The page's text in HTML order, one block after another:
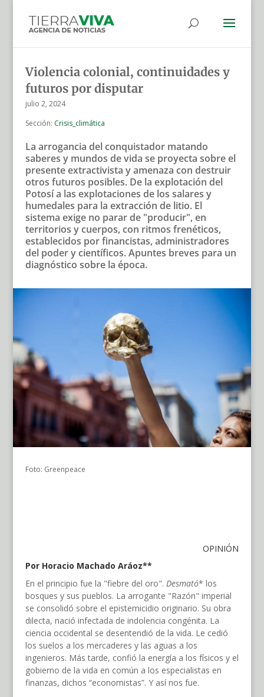
Violencia colonial, continuidades y
futuros por disputar
julio 2, 2024
Sección: Crisis_climática
La arrogancia del conquistador matando
saberes y mundos de vida se proyecta sobre el
presente extractivista y amenaza con destruir
otros futuros posibles. De la explotación del
Potosí a las explotaciones de los salares y
humedales para la extracción de litio. El
sistema exige no parar de "producir", en
territorios y cuerpos, con ritmos frenéticos,
establecidos por financistas, administradores
del poder y científicos. Apuntes breves para un
diagnóstico sobre la época.
Foto: Greenpeace
OPINIÓN
Por Horacio Machado Aráoz**
En el principio fue la "fiebre del oro". Desmató* los
bosques y sus pueblos. La arrogante "Razón" imperial
se consolidó sobre el epistemicidio originario. Su obra
dilecta, nació infectada de indolencia congénita. La
ciencia occidental se desentendió de la vida. Le cedió
los suelos a los mercaderes y las aguas a los
ingenieros. Más tarde, confió la energía a los físicos y el
gobierno de la vida en común a los especialistas en
finanzas, dichos “economistas”. Y así nos fue.